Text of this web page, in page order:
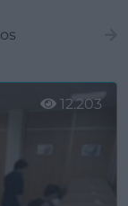
12.203